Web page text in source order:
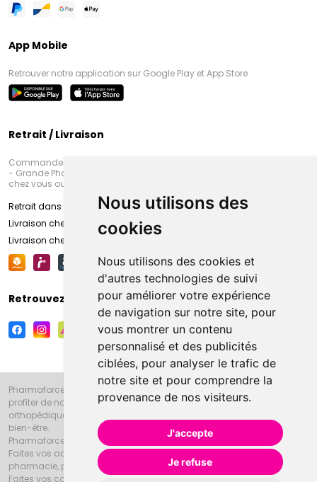
Nous utilisons des
cookies
Nous utilisons des cookies et
d'autres technologies de suivi
pour améliorer votre expérience
de navigation sur notre site, pour
vous montrer un contenu
personnalisé et des publicités
ciblées, pour analyser le trafic de
notre site et pour comprendre la
provenance de nos visiteurs.
J'accepte
Je refuse
App Mobile
Retrouver notre application sur Google Play et App Store
Retrait / Livraison
Commandez en ligne et venez chercher votre commande à Amiens
- Grande Pharmacie d’Amiens (Fachon) ou recevez-là rapidement
chez vous ou en point retrait
Retrait dans la pharmacie d’Amiens
Livraison chez vous
Livraison chez votre commerçant
Retrouvez-nous sur vos réseaux sociaux
Pharmaforce.fr et la Grande Pharmacie d’Amiens vous souhaitent de
profiter de notre accueil, de nos conseils pharmaceutiques,
orthopédiques, homéopathiques, parapharmaceutiques, beauté et
bien-être.
Pharmaforce.fr est le site internet de la Grande Pharmacie d’Amiens.
Faites vos achats en ligne grâce à un choix de 20000 références en
pharmacie, parapharmacie, diététique et animaux (vétérinaire).
Faites vos courses de pharmacie et parapharmacie en ligne et venez